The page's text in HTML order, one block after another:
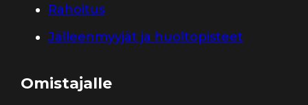
Rahoitus
Jälleenmyyjät ja huoltopisteet
Omistajalle